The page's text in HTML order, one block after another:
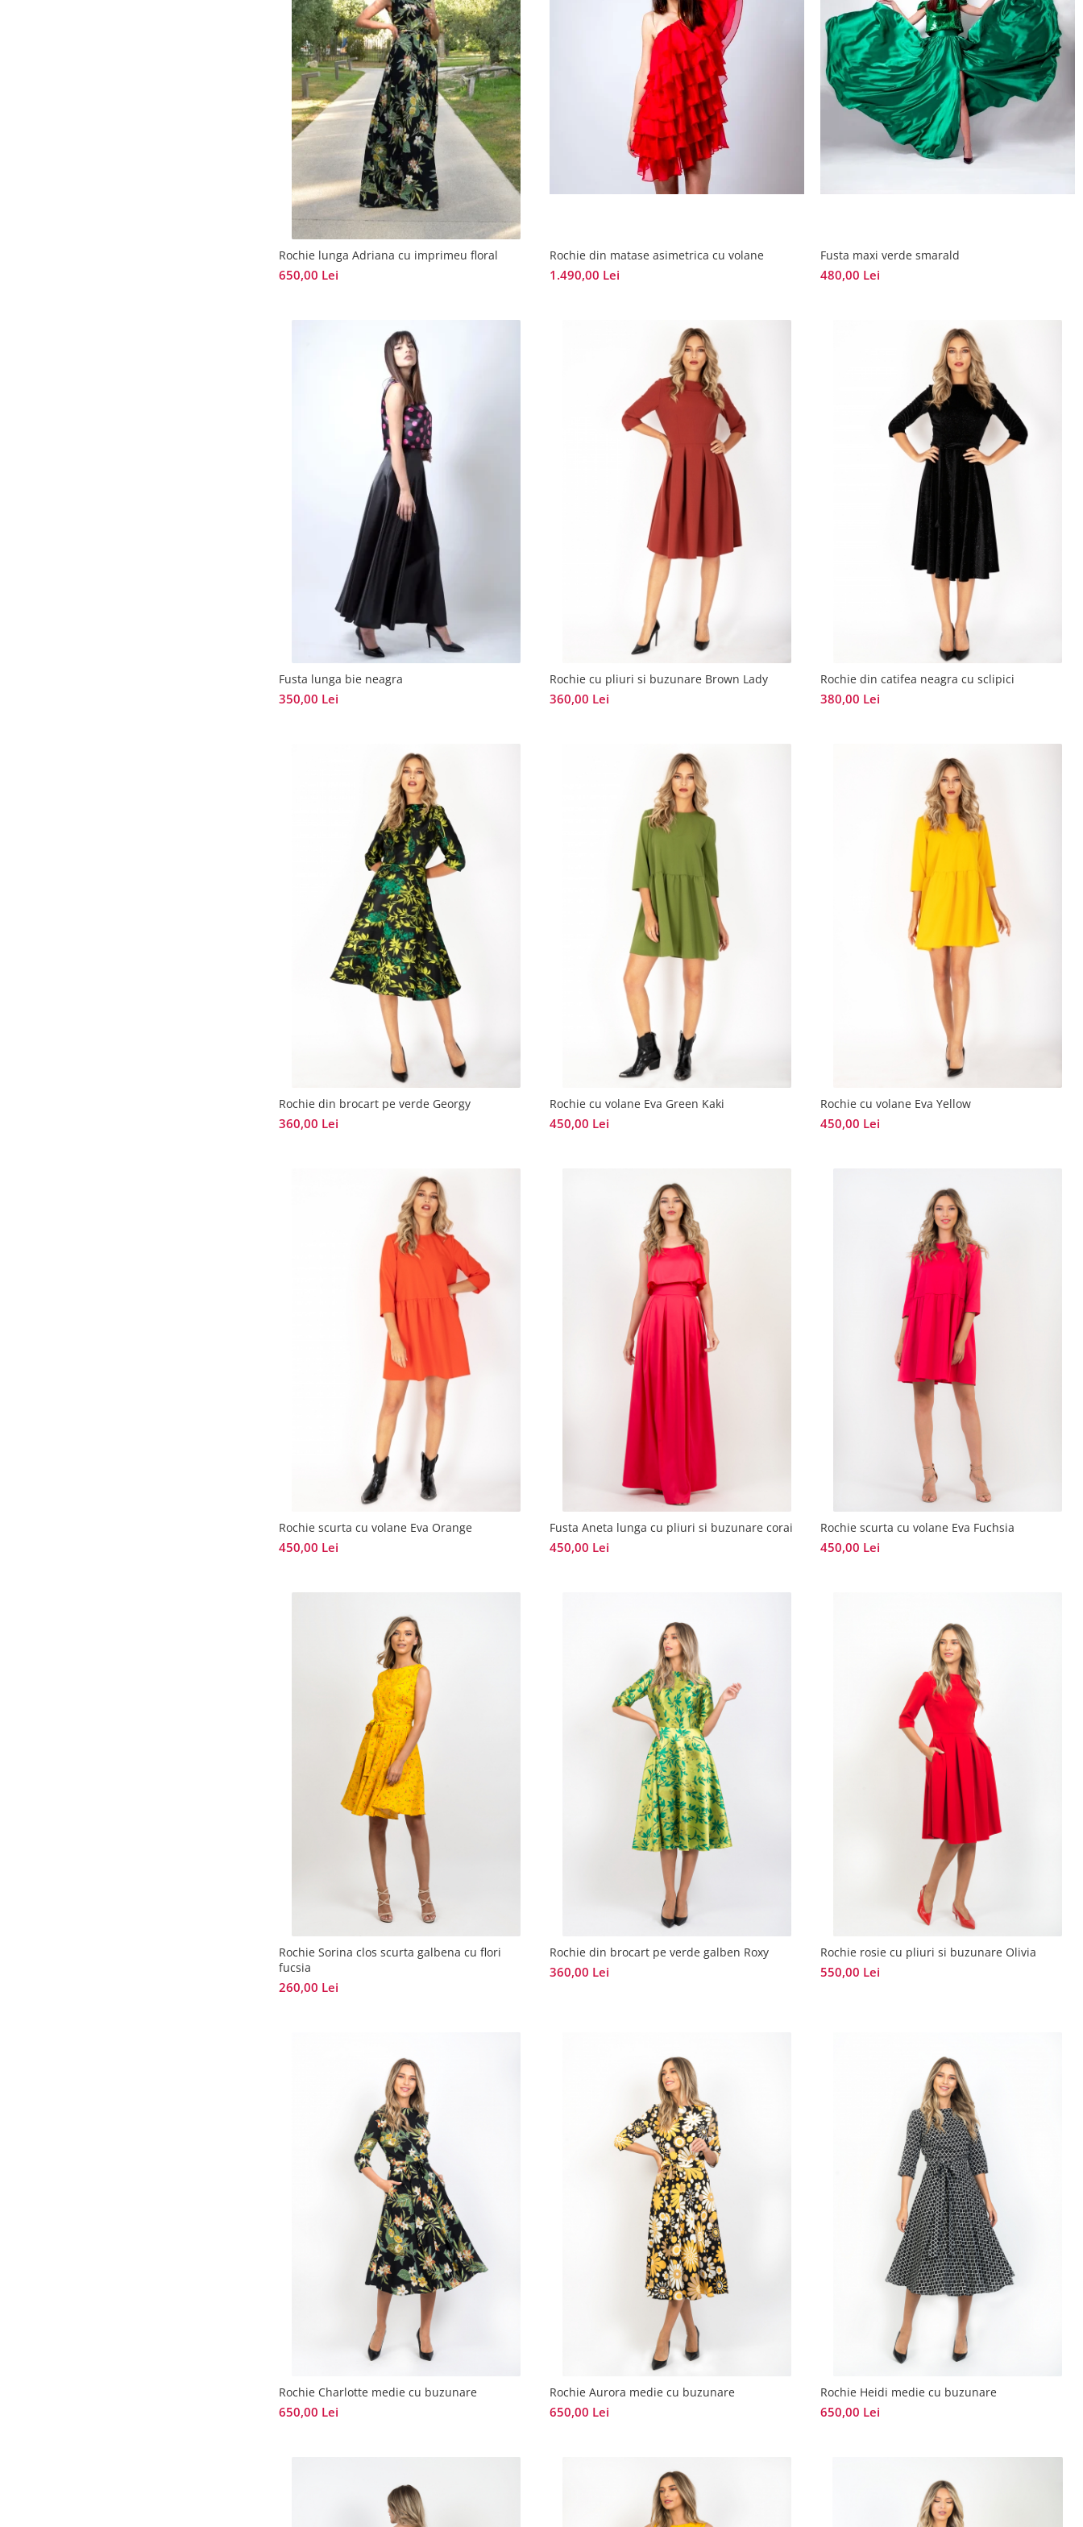
Rochie lunga Adriana cu imprimeu floral
650,00 Lei
Rochie din matase asimetrica cu volane
1.490,00 Lei
Fusta maxi verde smarald
480,00 Lei
Fusta lunga bie neagra
350,00 Lei
Rochie cu pliuri si buzunare Brown Lady
360,00 Lei
Rochie din catifea neagra cu sclipici
380,00 Lei
Rochie din brocart pe verde Georgy
360,00 Lei
Rochie cu volane Eva Green Kaki
450,00 Lei
Rochie cu volane Eva Yellow
450,00 Lei
Rochie scurta cu volane Eva Orange
450,00 Lei
Fusta Aneta lunga cu pliuri si buzunare corai
450,00 Lei
Rochie scurta cu volane Eva Fuchsia
450,00 Lei
Rochie Sorina clos scurta galbena cu flori
fucsia
260,00 Lei
Rochie din brocart pe verde galben Roxy
360,00 Lei
Rochie rosie cu pliuri si buzunare Olivia
550,00 Lei
Rochie Charlotte medie cu buzunare
650,00 Lei
Rochie Aurora medie cu buzunare
650,00 Lei
Rochie Heidi medie cu buzunare
650,00 Lei